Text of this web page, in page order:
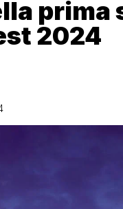
prima
2024